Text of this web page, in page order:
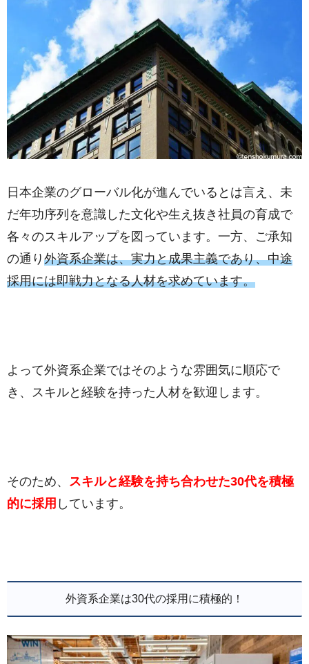
日本企業のグローバル化が進んでいるとは言え、未
だ年功序列を意識した文化や生え抜き社員の育成で
各々のスキルアップを図っています。一方、ご承知
の通り 外資系企業は、実力と成果主義であり、中途
採用には即戦力となる人材を求めています。
よって外資系企業ではそのような雰囲気に順応で
き、スキルと経験を持った人材を歓迎します。
そのため、 スキルと経験を持ち合わせた30代を積極
的に採用 しています。
外資系企業は30代の採用に積極的！